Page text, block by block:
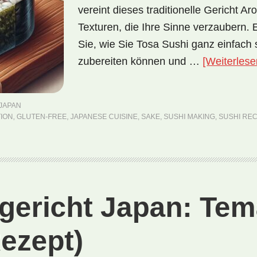
vereint dieses traditionelle Gericht
Texturen, die Ihre Sinne verzaubern.
Sie, wie Sie Tosa Sushi ganz einfach
zubereiten können und …
, GLUTEN-FREE, JAPANESE CUISINE, SAKE, SUSHI MAKING, SUSHI
Japan: